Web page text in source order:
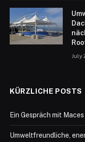
July
KÜRZLICHE POSTS
Ein Gespräch mit
Umweltfreundliche,